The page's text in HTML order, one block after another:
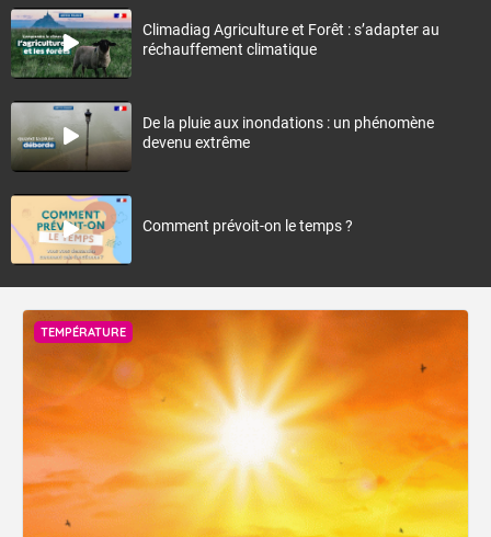
Climadiag Agriculture et Forêt : s’adapter au
réchauffement climatique
De la pluie aux inondations : un phénomène
devenu extrême
Comment prévoit-on le temps ?
TEMPÉRATURE